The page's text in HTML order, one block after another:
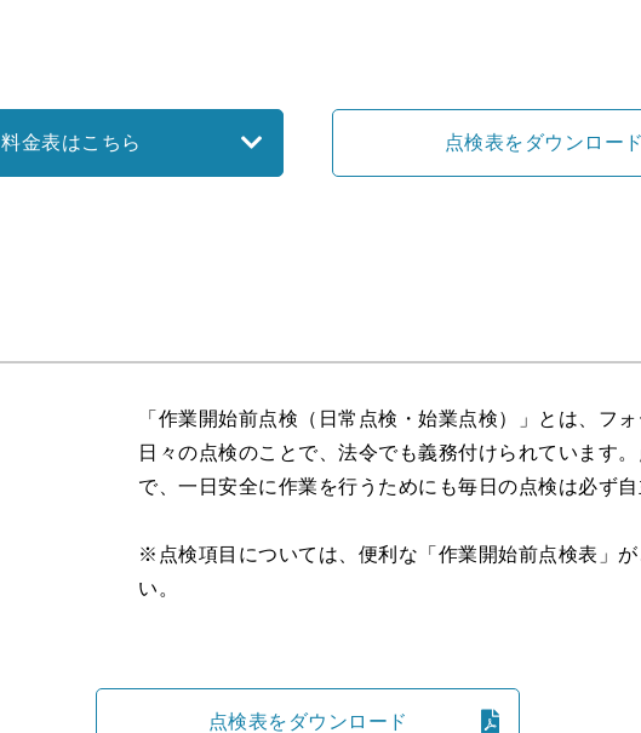
料金表はこちら 点検表をダウンロード
「作業開始前点検（日常点検・始業点検）」とは、フ
日々の点検のことで、法令でも義務付けられています
で、一日安全に作業を行うためにも毎日の点検は必ず自
※点検項目については、便利な「作業開始前点検表」
い。
点検表をダウンロード